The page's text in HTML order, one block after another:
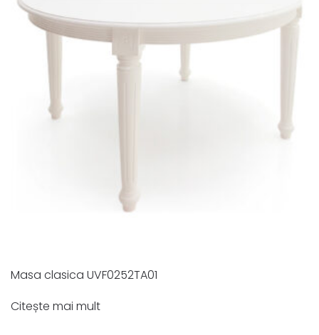
Masa clasica UVF0252TA01
Citește mai mult